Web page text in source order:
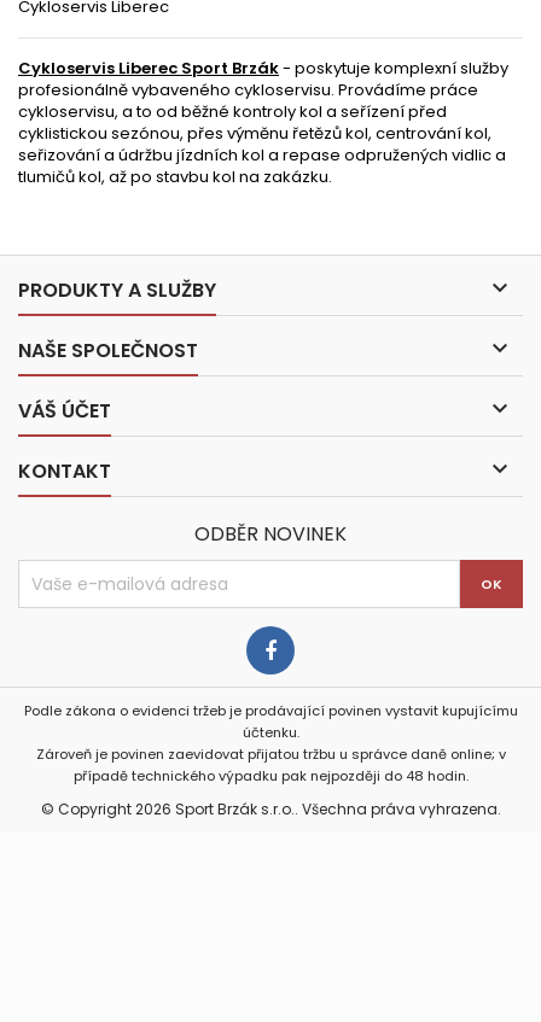
Cykloservis Liberec
Cykloservis Liberec Sport Brzák- poskytuje komplexní služby
profesionálně vybaveného cykloservisu. Provádíme práce
cykloservisu, a to od běžné kontroly kol a seřízení před
cyklistickou sezónou, přes výměnu řetězů kol, centrování kol,
seřizování a údržbu jízdních kol a repase odpružených vidlic a
tlumičů kol, až po stavbu kol na zakázku.
PRODUKTY A SLUŽBY 
NAŠE SPOLEČNOST 
VÁŠ ÚČET 
KONTAKT 
ODBĚR NOVINEK
Podle zákona o evidenci tržeb je prodávající povinen vystavit kupujícímu
účtenku.
Zároveň je povinen zaevidovat přijatou tržbu u správce daně online; v
případě technického výpadku pak nejpozději do 48 hodin.
© Copyright 2026 Sport Brzák s.r.o.. Všechna práva vyhrazena.